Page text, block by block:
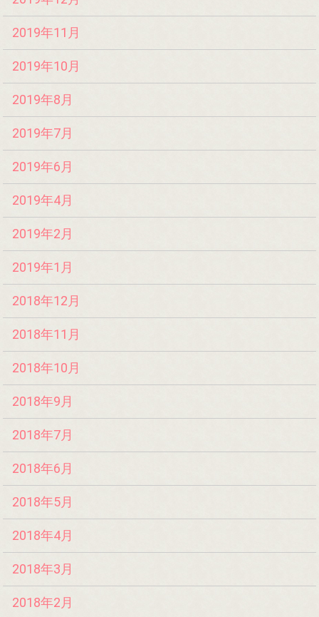
2019年11月
2019年10月
2019年8月
2019年7月
2019年6月
2019年4月
2019年2月
2019年1月
2018年12月
2018年11月
2018年10月
2018年9月
2018年7月
2018年6月
2018年5月
2018年4月
2018年3月
2018年2月